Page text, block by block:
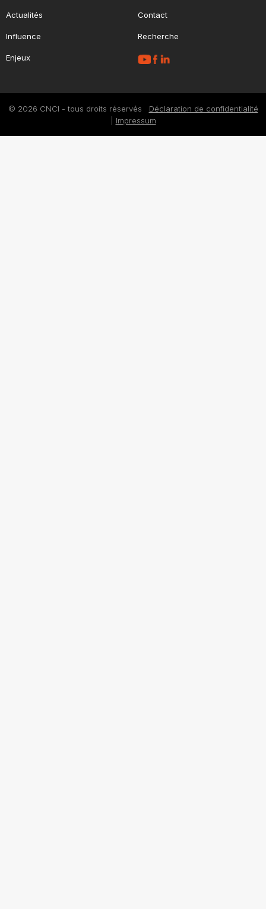
Actualités
Influence
Enjeux
Contact
Recherche
© 2026 CNCI - tous droits réservés Déclaration de confidentialité
Impressum